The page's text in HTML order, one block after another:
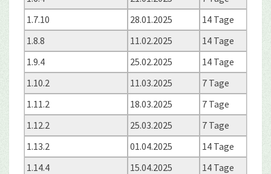
1.7.10
28.01.2025
14 Tage
1.8.8
11.02.2025
14 Tage
1.9.4
25.02.2025
14 Tage
1.10.2
11.03.2025
7 Tage
1.11.2
18.03.2025
7 Tage
1.12.2
25.03.2025
7 Tage
1.13.2
01.04.2025
14 Tage
1.14.4
15.04.2025
14 Tage